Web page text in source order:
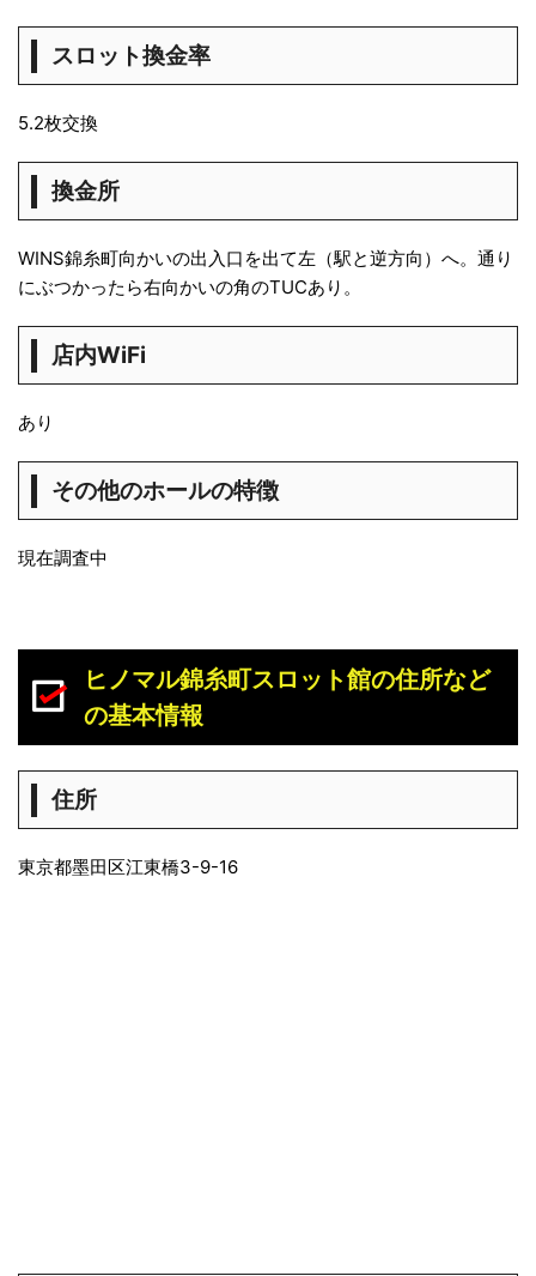
スロット換金率
5.2枚交換
換金所
WINS錦糸町向かいの出入口を出て左（駅と逆方向）へ。通り
にぶつかったら右向かいの角のTUCあり。
店内WiFi
あり
その他のホールの特徴
現在調査中
ヒノマル錦糸町スロット館の住所など
の基本情報
住所
東京都墨田区江東橋3-9-16